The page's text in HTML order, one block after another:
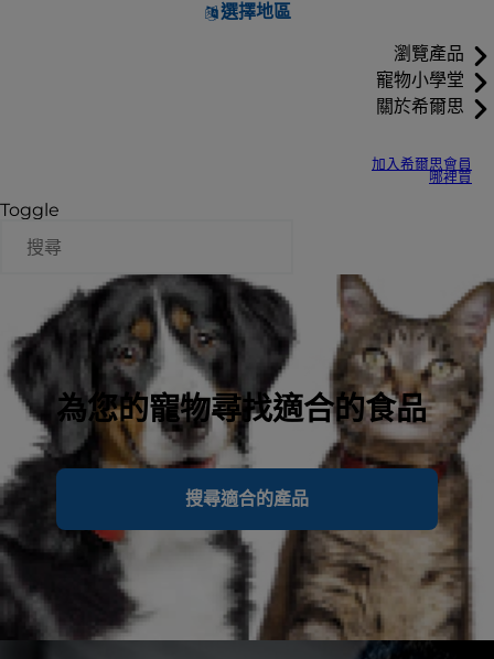
選擇地區
瀏覽產品
寵物小學堂
關於希爾思
加入希爾思會員
哪裡買
Toggle
為您的寵物尋找適合的食品
搜尋適合的產品